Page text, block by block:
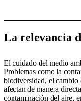
La relevancia
El cuidado del medio
Problemas como la
biodiversidad, el
afectan de manera
contaminación del aire,